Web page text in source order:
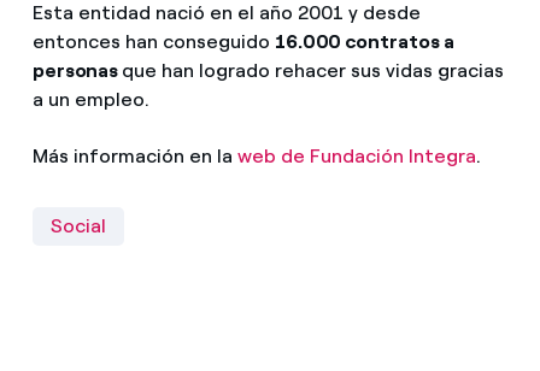
Esta entidad nació en el año 2001 y desde
entonces han conseguido 16.000 contratos a
personas que han logrado rehacer sus vidas gracias
a un empleo.
Más información en la web de Fundación Integra.
Social